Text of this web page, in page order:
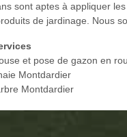
sont aptes à appliquer
de jardinage. Nous
et pose de gazon en
Montdardier
Montdardier